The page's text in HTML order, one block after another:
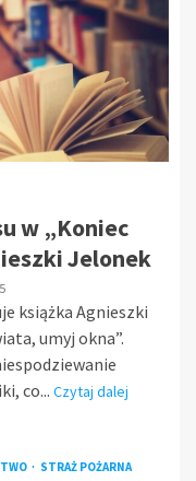
w „Koniec
Jelonek
książka Agnieszki
umyj okna”.
co... Czytaj dalej
STRAŻ POŻARNA